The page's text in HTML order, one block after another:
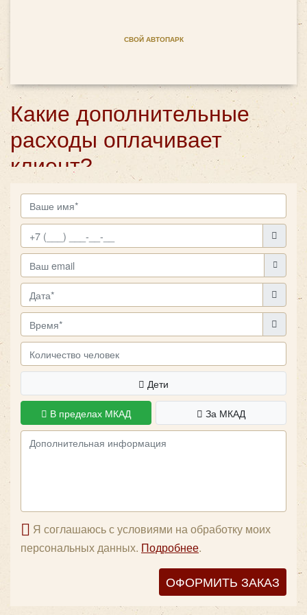
СВОЙ АВТОПАРК
Какие дополнительные
расходы оплачивает
клиент?
При длительном рейсе может потребоваться внести
плату за проезд по платным трассам, а также за
парковку и размещение водителя на отдых. Сотрудники
ТК «Повозкин» помогут не только арендовать черный
свадебный автобус на выгодных условиях, но и
подскажут, как лучше организовать многодневный
рейс, чтобы понести меньшие расходы. В зависимости
от необходимых передвижений определяется
окончательная цена, а также график использования
автобуса. С ТК «Повозкин» каждый клиент сможет
провести свадебное торжество без накладок с
транспортом.
Дети
В пределах МКАД За МКАД
Я соглашаюсь с условиями на обработку моих
персональных данных. Подробнее.
ОФОРМИТЬ ЗАКАЗ